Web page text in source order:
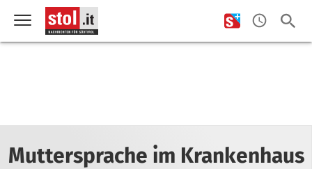
Muttersprache im Krankenhaus